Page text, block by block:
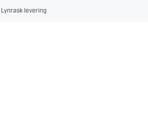
Lynrask levering